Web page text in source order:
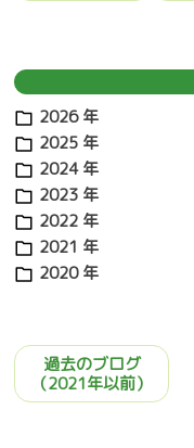
ン
2026 年
2025 年
2024 年
2023 年
2022 年
2021 年
2020 年
過去のブログ
（2021年以前）